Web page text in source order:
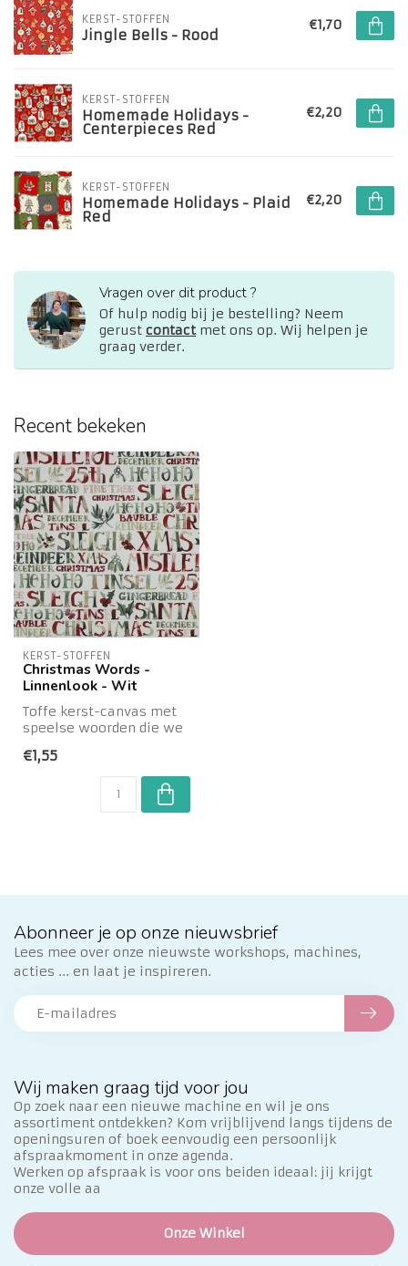
KERST-STOFFEN
Jingle Bells - Rood
€1,70
KERST-STOFFEN
Homemade Holidays -
Centerpieces Red
€2,20
KERST-STOFFEN
Homemade Holidays - Plaid
Red
€2,20
Vragen over dit product ?
Of hulp nodig bij je bestelling? Neem
gerust contactmet ons op. Wij helpen je
graag verder.
Recent bekeken
KERST-STOFFEN
Christmas Words -
Linnenlook - Wit
Toffe kerst-canvas met
speelse woorden die we
Kerstmis.
€1,55
Wij maken graag tijd voor jou
Op zoek naar een nieuwe machine en wil je ons
assortiment ontdekken? Kom vrijblijvend langs tijdens de
openingsuren of boek eenvoudig een persoonlijk
afspraakmoment in onze agenda.
Werken op afspraak is voor ons beiden ideaal: jij krijgt
onze volle aa
Onze Winkel
Abonneer je op onze nieuwsbrief
Lees mee over onze nieuwste workshops, machines,
acties ... en laat je inspireren.